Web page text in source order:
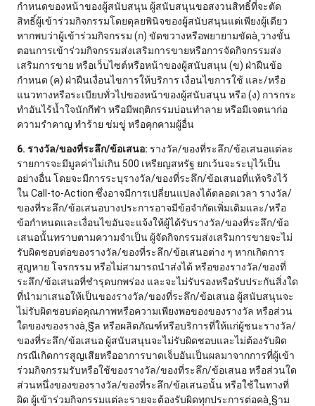
กำหนดของหน้าของผู้สนับสนุน ผู้สนับสนุนขอสงวนสิทธิ์ที่จะตัด
สิทธิ์ผู้เข้าร่วมกิจกรรมโดยดุลยพินิจของผู้สนับสนุนแต่เพียงผู้เดียว
หากพบว่าผู้เข้าร่วมกิจกรรม (ก) ขัดขวางหรือพยายามขัดà¸วางขั้น
ตอนการเข้าร่วมกิจกรรมส่งเสริมการขายหรือการจัดกิจกรรมส่ง
เสริมการขาย หรือเว็บไซต์หรือหน้าของผู้สนับสนุน (ข) ฝ่าฝืนข้อ
กำหนด (ค) ฝ่าฝืนเงื่อนไขการให้บริการ เงื่อนไขการใช้ และ/หรือ
แนวทางหรือระเบียบทั่วไปของหน้าของผู้สนับสนุน หรือ (ง) การกระ
ทำอันไร้น้ำใจนักกีฬา หรือมีพฤติกรรมบ่อนทำลาย หรือมีเจตนาก่อ
ความรำคาญ ทำร้าย ข่มขู่ หรือคุกคามผู้อื่น
6. รางวัล/ของที่ระลึก/ข้อเสนอ: รางวัล/ของที่ระลึก/ข้อเสนอแต่ละ
รายการจะมีมูลค่าไม่เกิน 500 เหรียญสหรัฐ ยกเว้นจะระบุไว้เป็น
อย่างอื่น โดยจะมีการระบุรางวัล/ของที่ระลึก/ข้อเสนอที่แท้จริงไว้
ใน Call-to-Action ซึ่งอาจมีการเปลี่ยนแปลงได้ตลอดเวลา รางวัล/
ของที่ระลึก/ข้อเสนอบางประการอาจมีข้อจำกัดเพิ่มเติมและ/หรือ
ข้อกำหนดและเงื่อนไขอันจะแจ้งให้ผู้ได้รับรางวัล/ของที่ระลึก/ข้อ
เสนอนั้นทราบตามความจำเป็น ผู้จัดกิจกรรมส่งเสริมการขายจะไม่
รับผิดชอบต่อของรางวัล/ของที่ระลึก/ข้อเสนอต่าง ๆ หากเกิดการ
สูญหาย โจรกรรม หรือไม่สามารถนำส่งได้ หรือของรางวัล/ของที่
ระลึก/ข้อเสนอที่ชำรุดบกพร่อง และจะไม่รับรองหรือรับประกันสิ่งใด
ที่นำมาเสนอให้เป็นของรางวัล/ของที่ระลึก/ข้อเสนอ ผู้สนับสนุนจะ
ไม่รับผิดชอบต่อคุณภาพหรือความเพียงพอของของรางวัล หรือส่วน
ใดของของรางà¸§ัล หรือผลิตภัณฑ์หรือบริการที่ให้แก่ผู้ชนะรางวัล/
ของที่ระลึก/ข้อเสนอ ผู้สนับสนุนจะไม่รับผิดชอบและไม่ต้องรับผิด
กรณีเกิดการสูญเสียหรืออาการบาดเจ็บอันเป็นผลมาจากการที่ผู้เข้า
ร่วมกิจกรรมรับหรือใช้ของรางวัล/ของที่ระลึก/ข้อเสนอ หรือส่วนใด
ส่วนหนึ่งของของรางวัล/ของที่ระลึก/ข้อเสนอนั้น หรือใช้ในทางที่
ผิด ผู้เข้าร่วมกิจกรรมแต่ละรายจะต้องรับผิดทุกประการต่อคà¸§าม